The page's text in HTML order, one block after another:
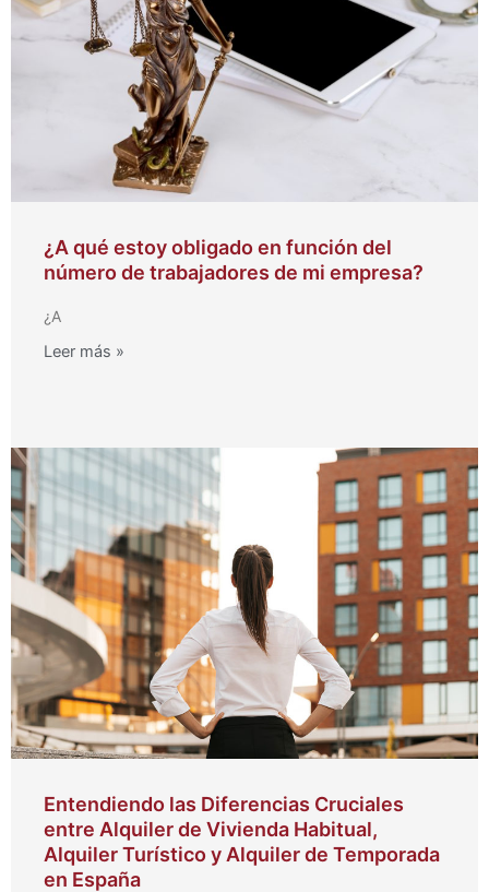
¿A qué estoy obligado en función del
número de trabajadores de mi empresa?
¿A
Leer más »
Entendiendo las Diferencias Cruciales
entre Alquiler de Vivienda Habitual,
Alquiler Turístico y Alquiler de Temporada
en España